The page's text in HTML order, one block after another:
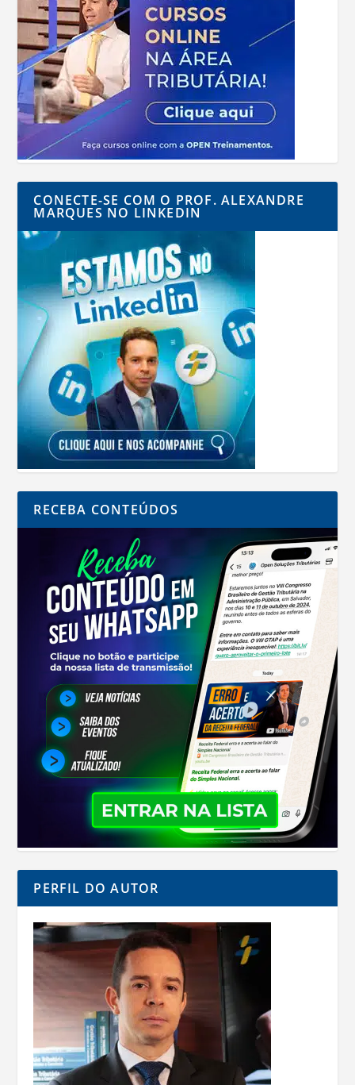
CONECTE-SE COM O PROF. ALEXANDRE
MARQUES NO LINKEDIN
RECEBA CONTEÚDOS
PERFIL DO AUTOR